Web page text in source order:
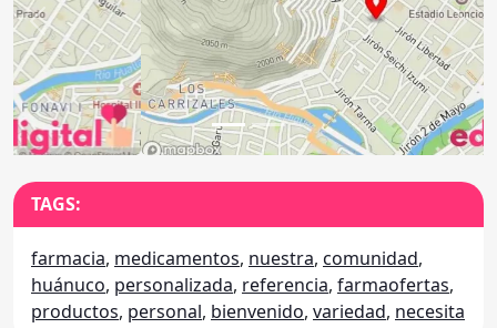
Anterior
TAGS:
farmacia, medicamentos, nuestra, comunidad,
huánuco, personalizada, referencia, farmaofertas,
productos, personal, bienvenido, variedad, necesita